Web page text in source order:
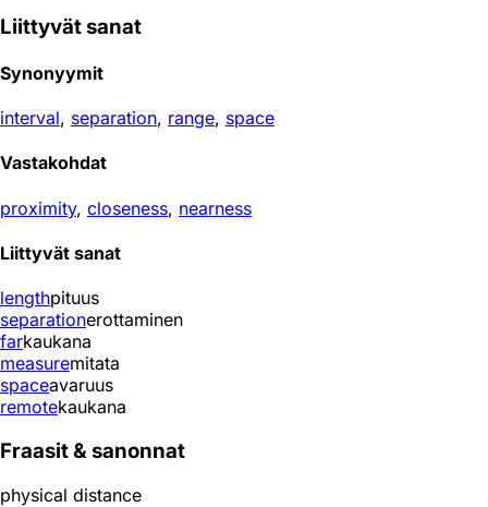
Liittyvät sanat
Synonyymit
interval, separation, range, space
Vastakohdat
proximity, closeness, nearness
Liittyvät sanat
lengthpituus
separationerottaminen
farkaukana
measuremitata
spaceavaruus
remotekaukana
Fraasit & sanonnat
physical distance